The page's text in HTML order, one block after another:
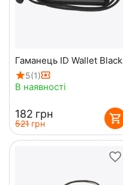
Гаманець ID Wallet Black
5(1)
В наявності
‍182‍ грн
‍521‍ грн